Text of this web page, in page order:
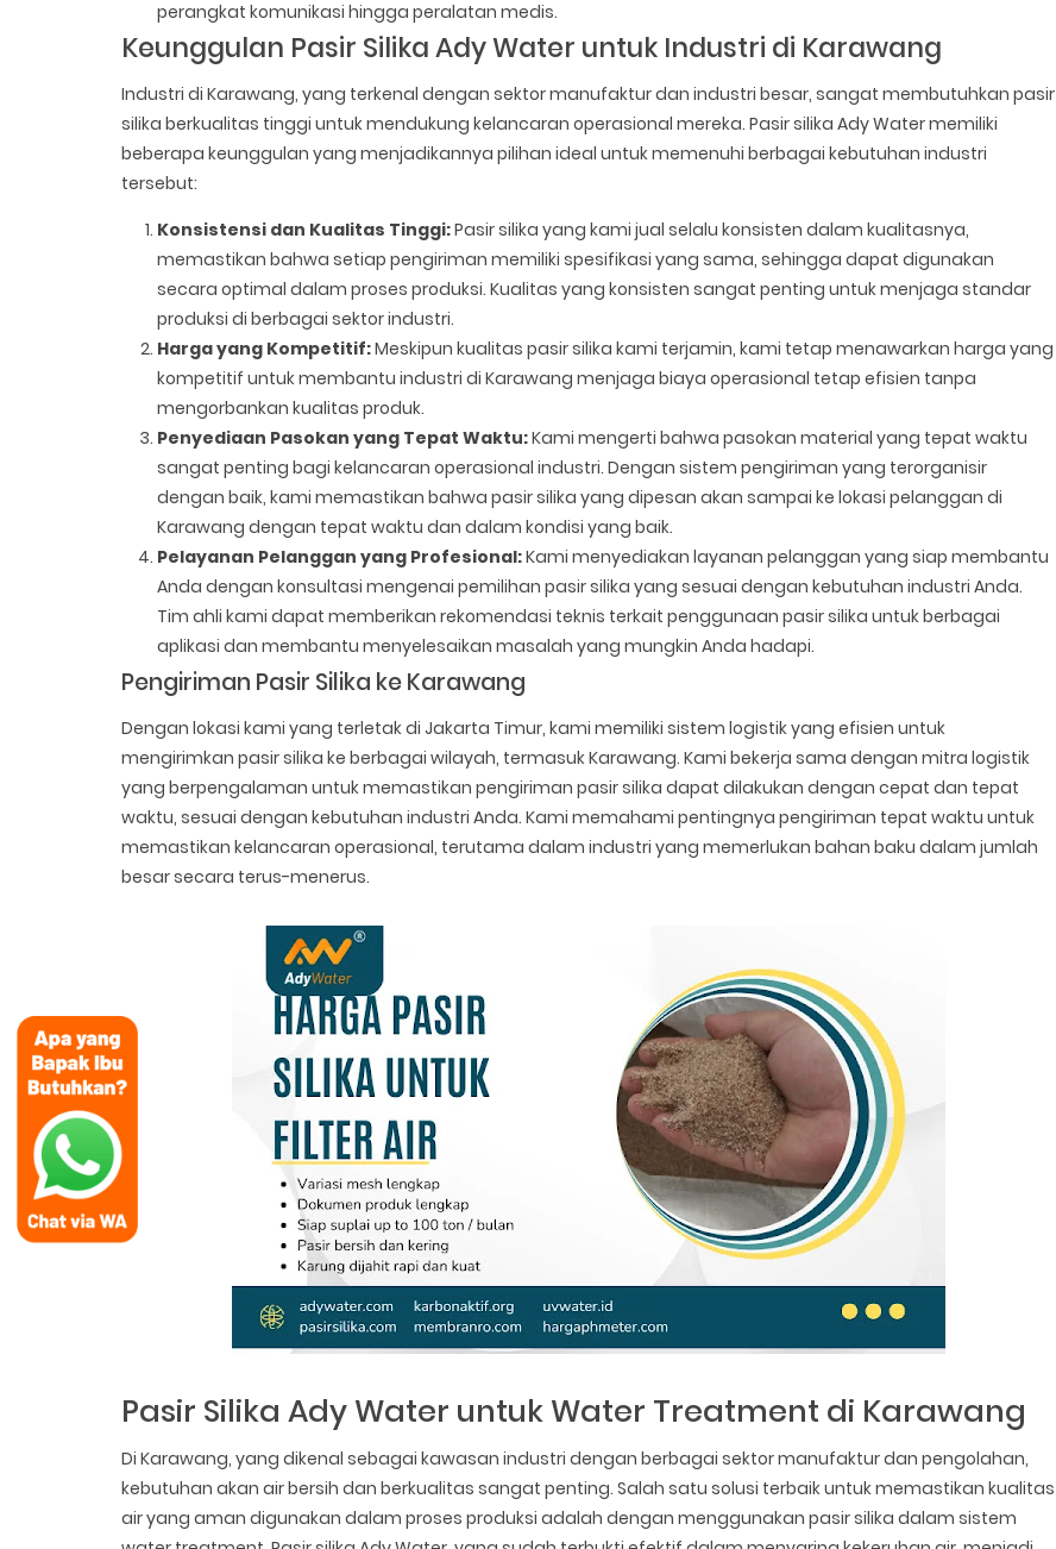
perangkat komunikasi hingga peralatan medis.
Keunggulan Pasir Silika Ady Water untuk Industri di Karawang
Industri di Karawang, yang terkenal dengan sektor manufaktur dan industri besar, sangat membutuhkan pasir
silika berkualitas tinggi untuk mendukung kelancaran operasional mereka. Pasir silika Ady Water memiliki
beberapa keunggulan yang menjadikannya pilihan ideal untuk memenuhi berbagai kebutuhan industri
tersebut:
Konsistensi dan Kualitas Tinggi:Pasir silika yang kami jual selalu konsisten dalam kualitasnya,
memastikan bahwa setiap pengiriman memiliki spesifikasi yang sama, sehingga dapat digunakan
secara optimal dalam proses produksi. Kualitas yang konsisten sangat penting untuk menjaga standar
produksi di berbagai sektor industri.
Harga yang Kompetitif:Meskipun kualitas pasir silika kami terjamin, kami tetap menawarkan harga yang
kompetitif untuk membantu industri di Karawang menjaga biaya operasional tetap efisien tanpa
mengorbankan kualitas produk.
Penyediaan Pasokan yang Tepat Waktu:Kami mengerti bahwa pasokan material yang tepat waktu
sangat penting bagi kelancaran operasional industri. Dengan sistem pengiriman yang terorganisir
dengan baik, kami memastikan bahwa pasir silika yang dipesan akan sampai ke lokasi pelanggan di
Karawang dengan tepat waktu dan dalam kondisi yang baik.
Pelayanan Pelanggan yang Profesional:Kami menyediakan layanan pelanggan yang siap membantu
Anda dengan konsultasi mengenai pemilihan pasir silika yang sesuai dengan kebutuhan industri Anda.
Tim ahli kami dapat memberikan rekomendasi teknis terkait penggunaan pasir silika untuk berbagai
aplikasi dan membantu menyelesaikan masalah yang mungkin Anda hadapi.
Pengiriman Pasir Silika ke Karawang
Dengan lokasi kami yang terletak di Jakarta Timur, kami memiliki sistem logistik yang efisien untuk
mengirimkan pasir silika ke berbagai wilayah, termasuk Karawang. Kami bekerja sama dengan mitra logistik
yang berpengalaman untuk memastikan pengiriman pasir silika dapat dilakukan dengan cepat dan tepat
waktu, sesuai dengan kebutuhan industri Anda. Kami memahami pentingnya pengiriman tepat waktu untuk
memastikan kelancaran operasional, terutama dalam industri yang memerlukan bahan baku dalam jumlah
besar secara terus-menerus.
Pasir Silika Ady Water untuk Water Treatment di Karawang
Di Karawang, yang dikenal sebagai kawasan industri dengan berbagai sektor manufaktur dan pengolahan,
kebutuhan akan air bersih dan berkualitas sangat penting. Salah satu solusi terbaik untuk memastikan kualitas
air yang aman digunakan dalam proses produksi adalah dengan menggunakan pasir silika dalam sistem